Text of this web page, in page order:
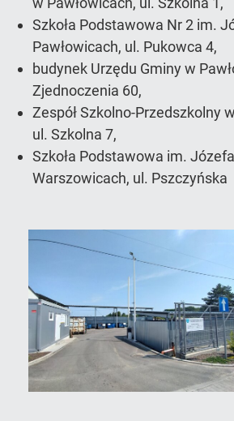
Szkoła Podstawowa Nr 2 im.
Pawłowicach, ul. Pukowca 4,
budynek Urzędu Gminy w
Zjednoczenia 60,
Zespół Szkolno-Przedszkolny
ul. Szkolna 7,
Szkoła Podstawowa im.
Warszowicach, ul. Pszczyńska